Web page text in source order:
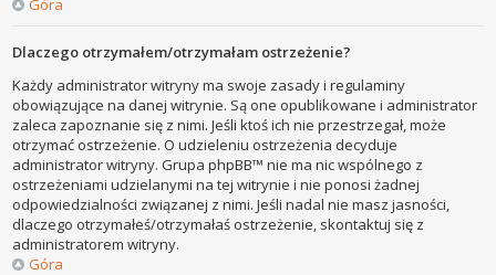
Góra
Dlaczego otrzymałem/otrzymałam ostrzeżenie?
Każdy administrator witryny ma swoje zasady i regulaminy
obowiązujące na danej witrynie. Są one opublikowane i administrator
zaleca zapoznanie się z nimi. Jeśli ktoś ich nie przestrzegał, może
otrzymać ostrzeżenie. O udzieleniu ostrzeżenia decyduje
administrator witryny. Grupa phpBB™ nie ma nic wspólnego z
ostrzeżeniami udzielanymi na tej witrynie i nie ponosi żadnej
odpowiedzialności związanej z nimi. Jeśli nadal nie masz jasności,
dlaczego otrzymałeś/otrzymałaś ostrzeżenie, skontaktuj się z
administratorem witryny.
Góra